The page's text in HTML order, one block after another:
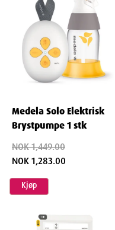
Medela Solo Elektrisk
Brystpumpe 1 stk
NOK 1,449.00
NOK 1,283.00
Kjøp